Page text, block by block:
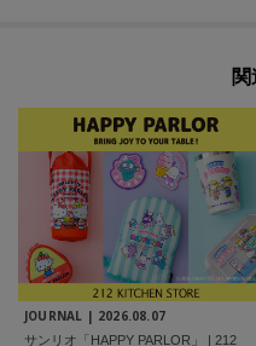
JOURNAL | 2026.08.07
サンリオ「HAPPY PARLOR」 | 212